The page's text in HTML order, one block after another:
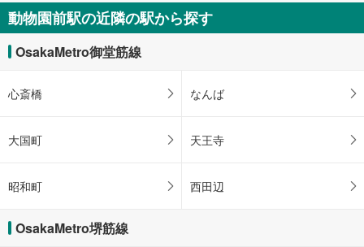
西成警察署、萩之茶屋１−３丁目、天下茶屋北２丁目
《車椅子対応》《ベビーシート》
・東改札内
《車椅子対応》《ベビーシート》
《ベビーキープ》
・南改札内の女性トイレ
［御堂筋線］
・北改札内エレベータ前
・ＡＥＤ
・点字運賃表
を
受
け
取
・
件
イ
ー
動物園前駅の近隣の駅から探す
OsakaMetro御堂筋線
心斎橋 なんば
大国町 天王寺
昭和町 西田辺
OsakaMetro堺筋線